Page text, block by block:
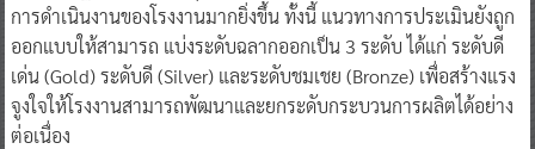
การดำเนินงานของโรงงานมากยิ่งขึ้น ทั้งนี้ แนวทางการประเมินยังถูก
ออกแบบให้สามารถ แบ่งระดับฉลากออกเป็น 3 ระดับ ได้แก่ ระดับดี
เด่น (Gold) ระดับดี (Silver) และระดับชมเชย (Bronze) เพื่อสร้างแรง
จูงใจให้โรงงานสามารถพัฒนาและยกระดับกระบวนการผลิตได้อย่าง
ต่อเนื่อง